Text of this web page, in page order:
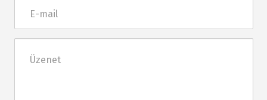
mail